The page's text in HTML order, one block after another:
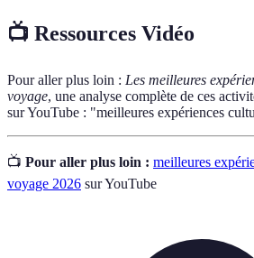
📺 Ressources Vidéo
Pour aller plus loin : Les meilleures
voyage, une analyse complète de ces
sur YouTube : "meilleures expériences
📺 Pour aller plus loin : meilleures
voyage 2026 sur YouTube